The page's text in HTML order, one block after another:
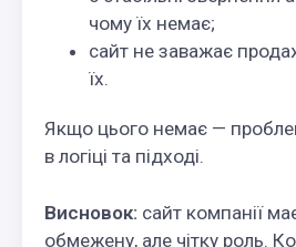
чому їх немає;
сайт не заважає
їх.
Якщо цього немає —
в логіці та підході.
Висновок: сайт компанії
обмежену, але чітку роль.